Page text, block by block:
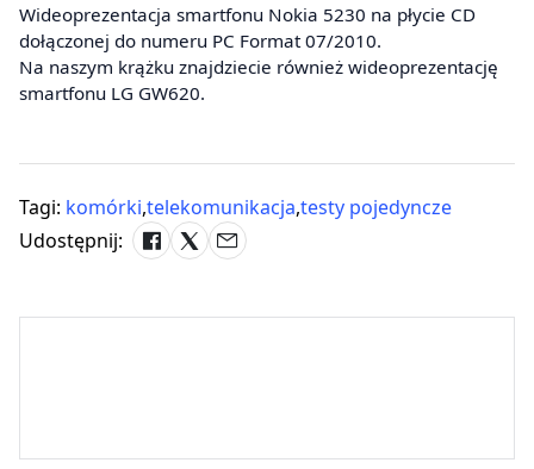
Wideoprezentacja smartfonu Nokia 5230 na płycie CD
dołączonej do numeru PC Format 07/2010.
Na naszym krążku znajdziecie również wideoprezentację
smartfonu LG GW620.
Tagi: komórki,telekomunikacja,testy pojedyncze
Udostępnij: